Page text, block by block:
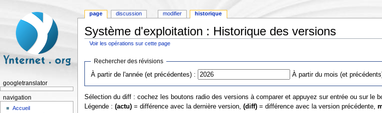
Système d'exploitation : Historique des versions
Voir les opérations sur cette page
Rechercher des révisions
À partir de l'année (et précédentes) :
À partir du mois (et
Sélection du diff : cochez les boutons radio des versions à comparer et appuyez sur entrée ou sur le
Légende : (actu)= différence avec la dernière version, (diff)= différence avec la version précédente,
page discussion modifier historique
googletranslator
navigation
Accueil